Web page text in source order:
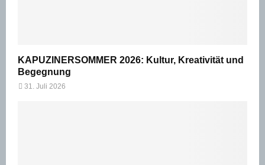
KAPUZINERSOMMER 2026: Kultur, Kreativität und
Begegnung
31. Juli 2026